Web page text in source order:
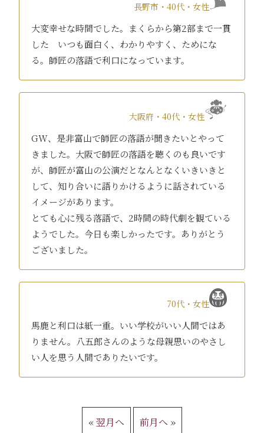
長野市・40代・女性
大変幸せな時間でした。まくらから第2部まで一貫
した いつも面白く、わかりやすく、ためにな
る。師匠の落語で利口になっています。
大阪府・40代・女性
GW、是非富山で師匠の落語が聞きたいとやって
きました。大阪で師匠の落語を聴くのも良いです
が、師匠が富山の公演だとなんとなくいきいきと
して、知り合いに語りかけるように話されている
イメージがあります。
とても心に残る落語で、2時間の時代劇を観ている
ようでした。今日も楽しかったです。ありがとう
ございました。
70代・女性
馬鹿と利口は紙一重。いい学校がいい人間ではあ
りません。八五郎さんのような母親思いのやさし
い人を思う人間でありたいです。
«翌月へ 前月へ »